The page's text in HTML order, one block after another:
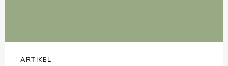
ARTIKEL